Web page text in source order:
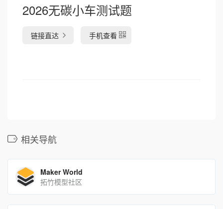
2026无碳小车测试题
链接直达 手机查看
相关导航
Maker World
拓竹模型社区